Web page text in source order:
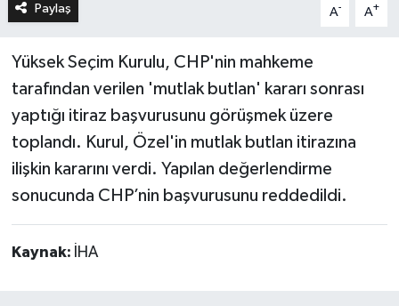
Paylaş A- A+
Yüksek Seçim Kurulu, CHP'nin mahkeme
tarafından verilen 'mutlak butlan' kararı sonrası
yaptığı itiraz başvurusunu görüşmek üzere
toplandı. Kurul, Özel'in mutlak butlan itirazına
ilişkin kararını verdi. Yapılan değerlendirme
sonucunda CHP’nin başvurusunu reddedildi.
Kaynak: İHA